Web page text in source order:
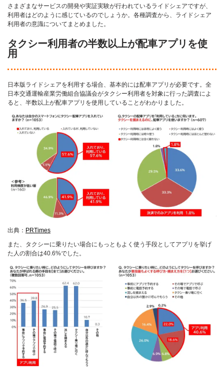
さまざまなサービスの開発や実証実験が行われているライドシェアですが、
利用者はどのように感じているのでしょうか。各種調査から、ライドシェア
利用者の意識についてまとめました。
タクシー利用者の半数以上が配車アプリを使
用
日本版ライドシェアを利用する場合、基本的には配車アプリが必要です。全
日本交通運輸産業労働組合協議会がタクシー利用者を対象に行った調査によ
ると、半数以上が配車アプリを使用していることがわかりました。
出典： PRTimes
また、タクシーに乗りたい場合にもっともよく使う手段としてアプリを挙げ
た人の割合は40.6%でした。